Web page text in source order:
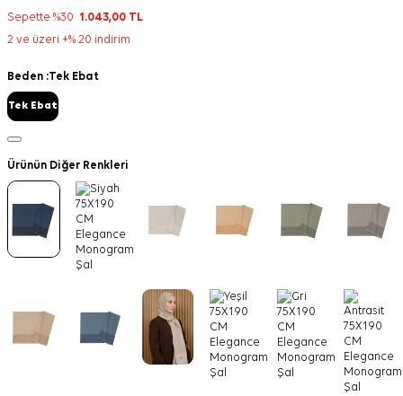
Sepette %30 1.043,00 TL
2 ve üzeri +% 20 indirim
Beden :Tek Ebat
Tek Ebat
Ürünün Diğer Renkleri